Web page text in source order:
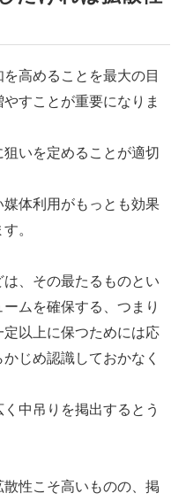
高めることを最大の目
すことが重要になりま
いを定めることが適切
体利用がもっとも効果
。
、その最たるものとい
ムを確保する、つまり
以上に保つためには応
じめ認識しておかなく
中吊りを掲出するとう
性こそ高いものの、掲